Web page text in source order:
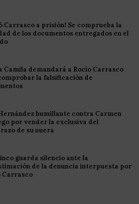
Carrasco a prisión! Se comprueba la
de los documentos entregados en el
Camila demandará a Rocío Carrasco
la falsificación de
humillante contra Carmen
por vender la exclusiva del
de su nuera
guarda silencio ante la
de la denuncia interpuesta por
Carrasco